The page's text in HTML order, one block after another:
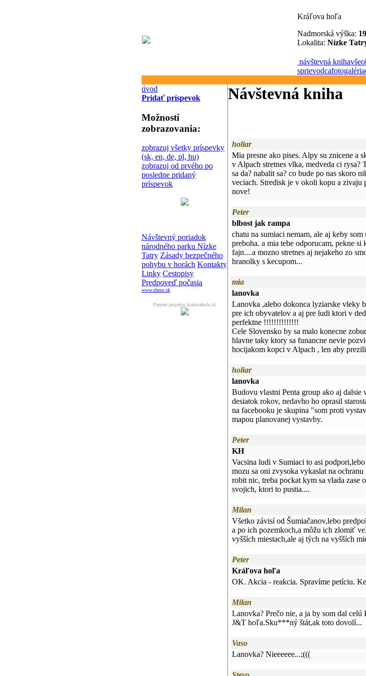
Kráľova hoľa
Nadmorská výška:
Lokalita: Nízke
návštevná kniha
sprievodcafotogaléria
úvod
Pridať príspevok
Možnosti
zobrazovania:
zobrazuj všetky príspevky
(sk, en, de, pl, hu)
zobrazuj od prvého po
posledne pridaný
príspevok
Návštevný poriadok
národného parku Nízke
Tatry Zásady bezpečného
pohybu v horách Kontakty
Linky Cestopisy
Predpoveď počasia
www.shmu.sk
Partner projektu kralovahola.sk
Návštevná kniha
holiar
Mia presne ako pises. Alpy su znicene a
v Alpach stretnes vlka, medveda ci rysa?
sa da? nabalit sa? co bude po nas skoro
veciach. Stredisk je v okoli kopu a zivaju
nove!
Peter
blbost jak rampa
chatu na sumiaci nemam, ale aj keby
preboha. a mia tebe odporucam, pekne
fajn....a mozno stretnes aj nejakeho zo
hranolky s kecupom...
mia
lanovka
Lanovka ,alebo dokonca lyziarske vleky
pre ich obyvatelov a aj pre ludi ktori v
perfektne !!!!!!!!!!!!!!
Cele Slovensko by sa malo konecne
hlavne taky ktory sa funancne nevie
hocijakom kopci v Alpach , len aby
holiar
lanovka
Budovu vlastni Penta group ako aj
desiatok rokov, nedavho ho oprasil
na facebooku je skupina "som proti
mapou planovanej vystavby.
Peter
KH
Vacsina ludi v Sumiaci to asi
mozu sa oni zvysoka vykaslat na
robit nic, treba pockat kym sa vlada zase
svojich, ktori to pustia....
Milan
Všetko závisí od Šumiačanov,lebo
a po ich pozemkoch,a môžu ich zlomiť
vyšších miestach,ale aj tých na vyšších
Peter
Kráľova hoľa
OK. Akcia - reakcia. Spravíme petíciu.
Milan
Lanovka? Prečo nie, a ja by som dal
J&T hoľa.Sku***ný štát,ak toto dovolí...
Vaso
Lanovka? Nieeeeee...;(((